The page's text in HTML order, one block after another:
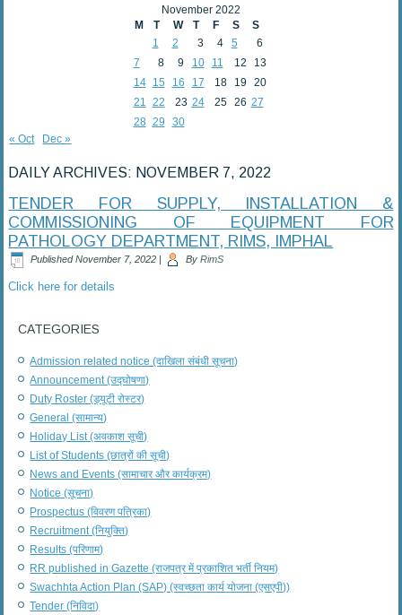
November 2022
M
T W T F S
S
1
2 3 4 5
6
7
8 9 10 11 12
13
14
15 16 17 18 19
20
21
22 23 24 25 26 27
28 29
30
« Oct
Dec »
DAILY ARCHIVES: NOVEMBER 7, 2022
TENDER FOR SUPPLY, INSTALLATION &
COMMISSIONING OF EQUIPMENT FOR
PATHOLOGY DEPARTMENT, RIMS, IMPHAL
Published November 7, 2022 | By RimS
Click here for details
CATEGORIES
Admission related notice (दाखिला संबंधी सूचना)
Announcement (उद्घोषणा)
Duty Roster (ड्यूटी रोस्टर)
General (सामान्य)
Holiday List (अवकाश सूची)
List of Students (छात्रों की सूची)
News and Events (सामाचार और कार्यक्रम)
Notice (सूचना)
Prospectus (विवरण पत्रिका)
Recruitment (नियुक्ति)
Results (परिणाम)
RR published in Gazette (राजपत्र में प्रकाशित भर्ती नियम)
Swachhta Action Plan (SAP) (स्वच्छता कार्य योजना (एसएपी))
Tender (निविदा)